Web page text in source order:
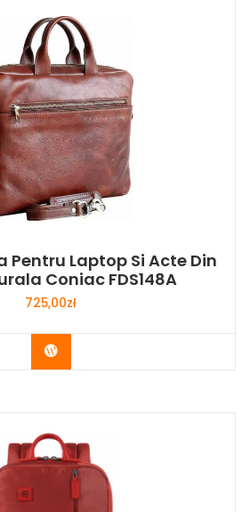
Pentru Laptop Si Acte Din
Coniac FDS148A
725,00zł
Buy Now